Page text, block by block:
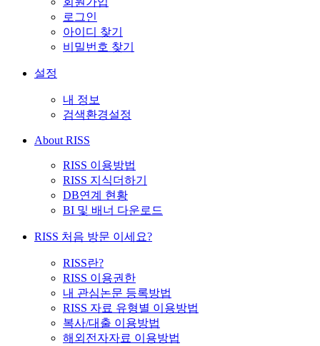
로그인
아이디 찾기
비밀번호 찾기
설정
내 정보
검색환경설정
About RISS
RISS 이용방법
RISS 지식더하기
DB연계 현황
BI 및 배너 다운로드
RISS 처음 방문 이세요?
RISS란?
RISS 이용권한
내 관심논문 등록방법
RISS 자료 유형별 이용방법
복사/대출 이용방법
해외전자자료 이용방법